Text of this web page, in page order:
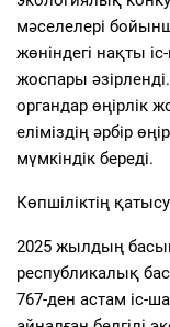
мәселелері
жөніндегі нақты
жоспары
органдар өңірлік
еліміздің әрбір
мүмкіндік береді.
Көпшіліктің
2025 жылдың
республикалық
767-ден астам іс-